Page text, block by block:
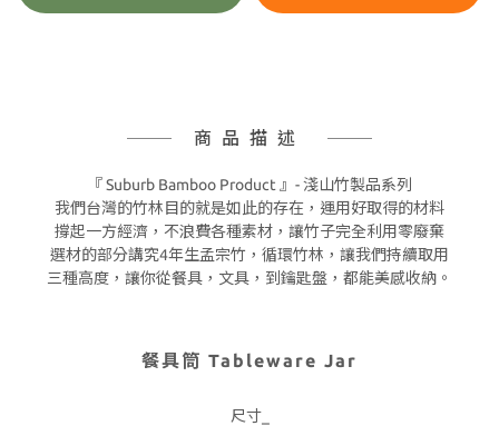
商品描述
『 Suburb Bamboo Product 』- 淺山竹製品系列
我們台灣的竹林目的就是如此的存在，運用好取得的材料
撐起一方經濟，不浪費各種素材，讓竹子完全利用零廢棄
選材的部分講究4年生孟宗竹，循環竹林，讓我們持續取用
三種高度，讓你從餐具，文具，到鑰匙盤，都能美感收納。
餐具筒 Tableware Jar
尺寸_